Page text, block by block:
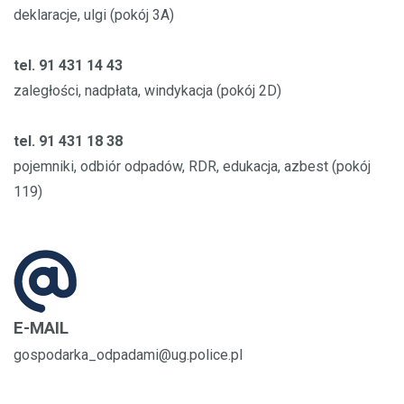
deklaracje, ulgi (pokój 3A)
tel. 91 431 14 43
zaległości, nadpłata, windykacja (pokój 2D)
tel. 91 431 18 38
pojemniki, odbiór odpadów, RDR, edukacja, azbest (pokój
119)
E-MAIL
gospodarka_odpadami@ug.police.pl